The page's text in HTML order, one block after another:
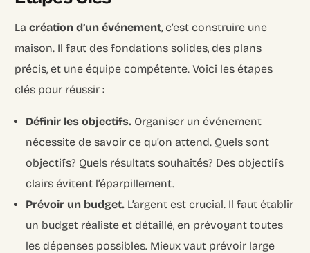
Lacréation d’un événement, c’est construire une
maison. Il faut des fondations solides, des plans
précis, et une équipe compétente. Voici les étapes
clés pour réussir :
Définir les objectifs. Organiser un événement
nécessite de savoir ce qu’on attend. Quels sont
objectifs? Quels résultats souhaités? Des objectifs
clairs évitent l’éparpillement.
Prévoir un budget. L’argent est crucial. Il faut établir
un budget réaliste et détaillé, en prévoyant toutes
les dépenses possibles. Mieux vaut prévoir large